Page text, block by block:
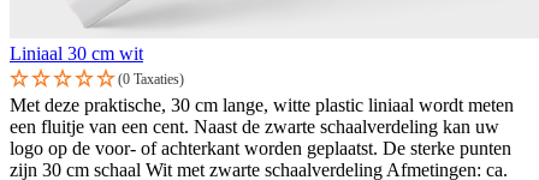
Liniaal 30 cm wit
(0 Taxaties)
Met deze praktische, 30 cm lange, witte plastic liniaal wordt meten
een fluitje van een cent. Naast de zwarte schaalverdeling kan uw
logo op de voor- of achterkant worden geplaatst. De sterke punten
zijn 30 cm schaal Wit met zwarte schaalverdeling Afmetingen: ca.